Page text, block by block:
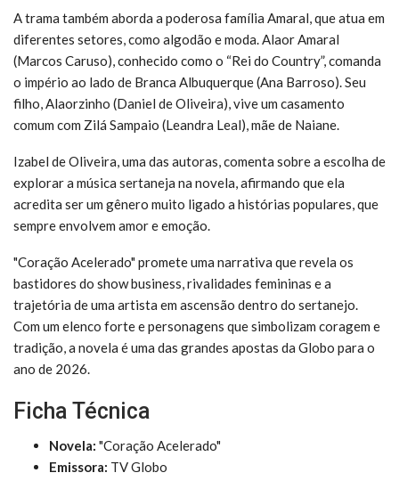
A trama também aborda a poderosa família Amaral, que atua em
diferentes setores, como algodão e moda. Alaor Amaral
(Marcos Caruso), conhecido como o “Rei do Country”, comanda
o império ao lado de Branca Albuquerque (Ana Barroso). Seu
filho, Alaorzinho (Daniel de Oliveira), vive um casamento
comum com Zilá Sampaio (Leandra Leal), mãe de Naiane.
Izabel de Oliveira, uma das autoras, comenta sobre a escolha de
explorar a música sertaneja na novela, afirmando que ela
acredita ser um gênero muito ligado a histórias populares, que
sempre envolvem amor e emoção.
"Coração Acelerado" promete uma narrativa que revela os
bastidores do show business, rivalidades femininas e a
trajetória de uma artista em ascensão dentro do sertanejo.
Com um elenco forte e personagens que simbolizam coragem e
tradição, a novela é uma das grandes apostas da Globo para o
ano de 2026.
Ficha Técnica
Novela: "Coração Acelerado"
Emissora: TV Globo